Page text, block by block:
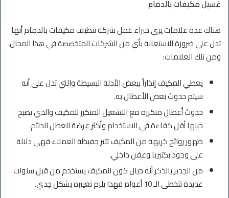
غسيل مكيفات بالدمام
هناك عدة علامات يرى خبراء عمل شركة تنظيف مكيفات بالدمام أنها
تدل على ضرورة الاستعانة بأي من الشركات المتخصصة في هذا المجال،
ومن تلك العلامات:
يعطي المكيف إنذاراً ببعض الأدلة البسيطة والتي تدل على أنه
سيتم حدوث بعض الأعطال به.
حدوث أعطال متكررة مع التشغيل المتكرر للمكيف والذي يصبح
حينها أقل كفاءة في الاستخدام وأكثر عرضة للعطل الدائم.
ظهور روائح كريهة من المكيف تثير حفيظة العملاء فهي دلالة
على وجود بكتيريا وعفن داخلي.
من الجدير بالذكر أنه حيال كون المكيف يستخدم من قبل سنوات
عديدة تتخطى الـ 10 أعوام فهذا يلزم تغييره بشكل جدي.